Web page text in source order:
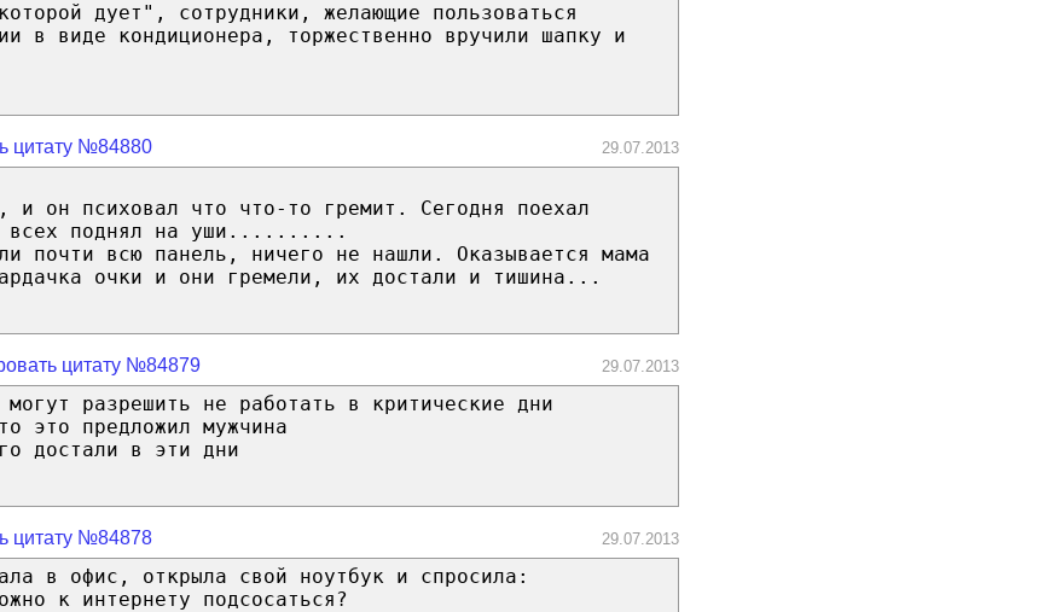
дует", сотрудники, желающие пользоваться
в виде кондиционера, торжественно вручили шапку и
цитату №84880 29.07.2013
и он психовал что что-то гремит. Сегодня поехал
всех поднял на уши..........
почти всю панель, ничего не нашли. Оказывается мама
очки и они гремели, их достали и тишина...
цитату №84879 29.07.2013
разрешить не работать в критические дни
это предложил мужчина
достали в эти дни
цитату №84878 29.07.2013
в офис, открыла свой ноутбук и спросила:
к интернету подсосаться?